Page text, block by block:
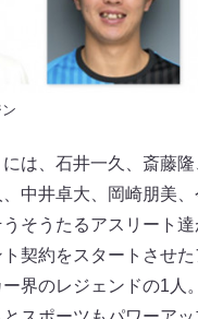
は、石井一久、斎藤
中井卓大、岡崎朋美、
そうたるアスリート達
契約をスタートさせ
界のレジェンドの1人。